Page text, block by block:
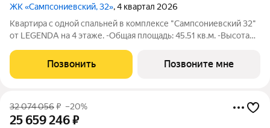
ЖК «Сампсониевский, 32», 4 квартал 2026
Квартира с одной спальней в комплексе "Сампсониевский 32"
от LEGENDA на 4 этаже. -Общая площадь: 45.51 кв.м. -Высота
застройщика. Обращение по данному предложению
осуществляется через отдел продаж
Позвонить Позвоните мне
32 074 056₽ –20%
25 659 246₽